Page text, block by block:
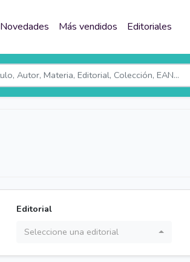
Novedades Más vendidos Editoriales
Editorial
Seleccione una editorial